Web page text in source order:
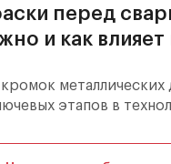
перед
и как влияет
металлических
этапов в